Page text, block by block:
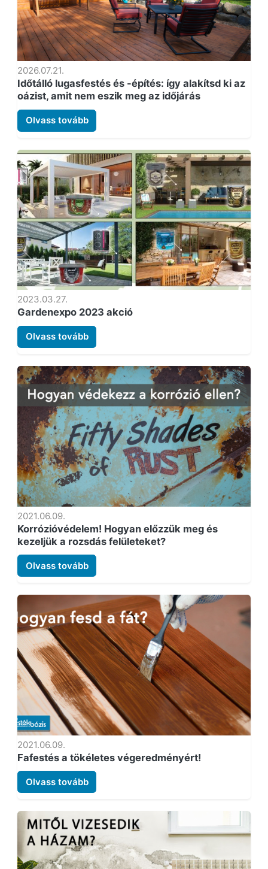
2026.07.21.
Időtálló lugasfestés és -építés: így alakítsd ki az
oázist, amit nem eszik meg az időjárás
Olvass tovább
2023.03.27.
Gardenexpo 2023 akció
Olvass tovább
2021.06.09.
Korrózióvédelem! Hogyan előzzük meg és
kezeljük a rozsdás felületeket?
Olvass tovább
2021.06.09.
Fafestés a tökéletes végeredményért!
Olvass tovább